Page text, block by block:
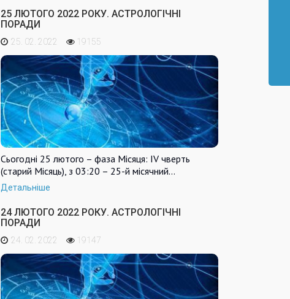
25 ЛЮТОГО 2022 РОКУ. АСТРОЛОГІЧНІ
ПОРАДИ
25. 02. 2022 19155
Сьогодні 25 лютого – фаза Місяця: IV чверть
(старий Місяць), з 03:20 – 25-й місячний…
Детальніше
24 ЛЮТОГО 2022 РОКУ. АСТРОЛОГІЧНІ
ПОРАДИ
24. 02. 2022 19147